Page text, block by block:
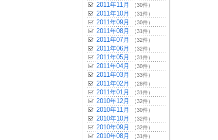
2011年11月 （30件）
2011年10月 （31件）
2011年09月 （30件）
2011年08月 （31件）
2011年07月 （32件）
2011年06月 （32件）
2011年05月 （31件）
2011年04月 （30件）
2011年03月 （33件）
2011年02月 （28件）
2011年01月 （31件）
2010年12月 （32件）
2010年11月 （30件）
2010年10月 （32件）
2010年09月 （32件）
2010年08月 （31件）